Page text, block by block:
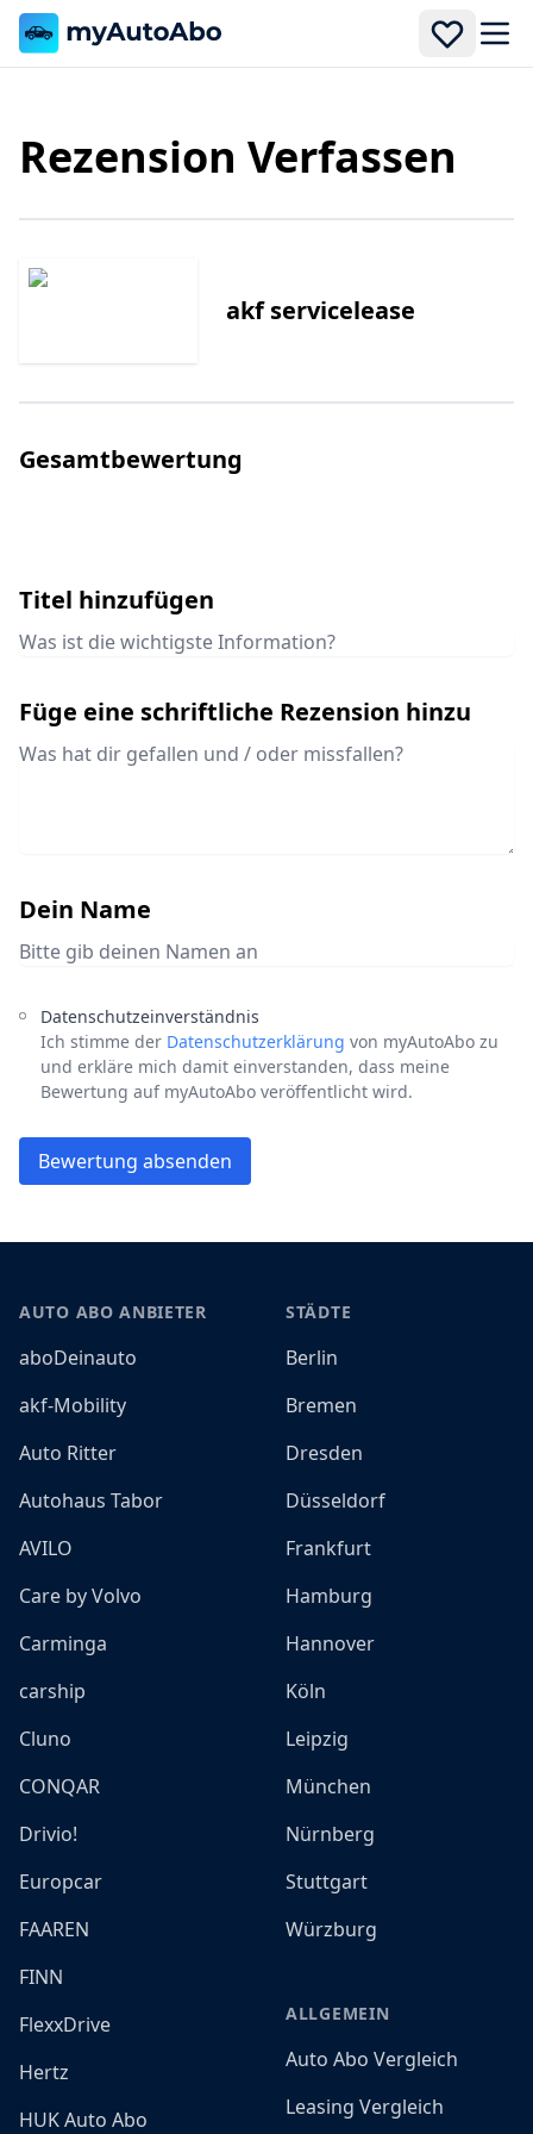
Rezension Verfassen
akf servicelease
Gesamtbewertung
Titel hinzufügen
Füge eine schriftliche Rezension hinzu
Dein Name
Datenschutzeinverständnis
Ich stimme der Datenschutzerklärung von myAutoAbo zu
und erkläre mich damit einverstanden, dass meine
Bewertung auf myAutoAbo veröffentlicht wird.
Bewertung absenden
AUTO ABO ANBIETER
aboDeinauto
akf-Mobility
Auto Ritter
Autohaus Tabor
AVILO
Care by Volvo
Carminga
carship
Cluno
CONQAR
Drivio!
Europcar
FAAREN
FINN
FlexxDrive
Hertz
HUK Auto Abo
STÄDTE
Berlin
Bremen
Dresden
Düsseldorf
Frankfurt
Hamburg
Hannover
Köln
Leipzig
München
Nürnberg
Stuttgart
Würzburg
ALLGEMEIN
Auto Abo Vergleich
Leasing Vergleich